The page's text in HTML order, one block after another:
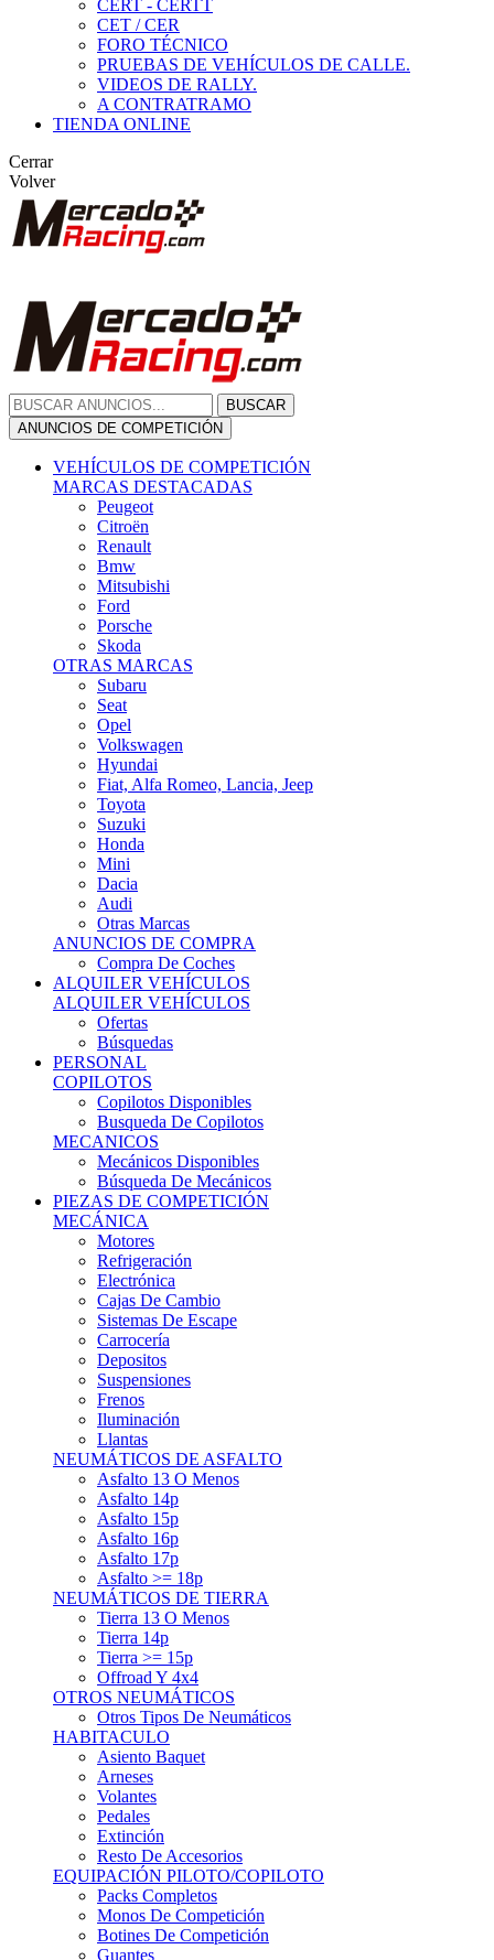
CERT - CERTT
CET / CER
FORO TÉCNICO
PRUEBAS DE VEHÍCULOS DE CALLE.
VIDEOS DE RALLY.
A CONTRATRAMO
TIENDA ONLINE
Cerrar
Volver
BUSCAR
ANUNCIOS DE COMPETICIÓN
VEHÍCULOS DE COMPETICIÓN
MARCAS DESTACADAS
Peugeot
Citroën
Renault
Bmw
Mitsubishi
Ford
Porsche
Skoda
OTRAS MARCAS
Subaru
Seat
Opel
Volkswagen
Hyundai
Fiat, Alfa Romeo, Lancia, Jeep
Toyota
Suzuki
Honda
Mini
Dacia
Audi
Otras Marcas
ANUNCIOS DE COMPRA
Compra De Coches
ALQUILER VEHÍCULOS
ALQUILER VEHÍCULOS
Ofertas
Búsquedas
PERSONAL
COPILOTOS
Copilotos Disponibles
Busqueda De Copilotos
MECANICOS
Mecánicos Disponibles
Búsqueda De Mecánicos
PIEZAS DE COMPETICIÓN
MECÁNICA
Motores
Refrigeración
Electrónica
Cajas De Cambio
Sistemas De Escape
Carrocería
Depositos
Suspensiones
Frenos
Iluminación
Llantas
NEUMÁTICOS DE ASFALTO
Asfalto 13 O Menos
Asfalto 14p
Asfalto 15p
Asfalto 16p
Asfalto 17p
Asfalto >= 18p
NEUMÁTICOS DE TIERRA
Tierra 13 O Menos
Tierra 14p
Tierra >= 15p
Offroad Y 4x4
OTROS NEUMÁTICOS
Otros Tipos De Neumáticos
HABITACULO
Asiento Baquet
Arneses
Volantes
Pedales
Extinción
Resto De Accesorios
EQUIPACIÓN PILOTO/COPILOTO
Packs Completos
Monos De Competición
Botines De Competición
Guantes
Ropa Interior